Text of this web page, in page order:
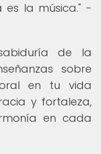
es la música." -
de la
sobre
en tu vida
y fortaleza,
en cada